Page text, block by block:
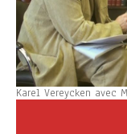
Karel Vereycken avec